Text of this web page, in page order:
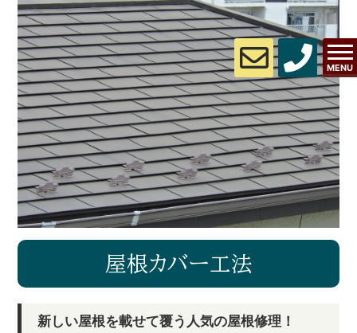
MENU
屋根カバー工法
新しい屋根を載せて覆う人気の屋根修理！